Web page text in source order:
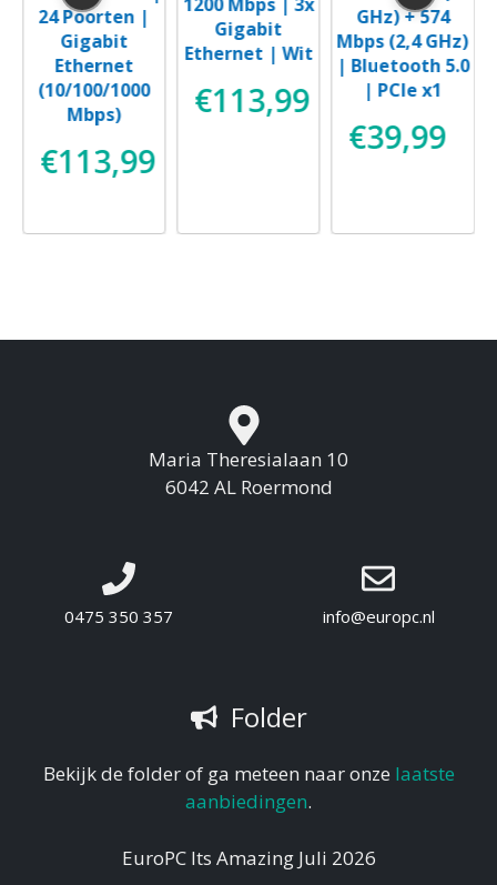
24 Poorten |
Gigabit
Ethernet
(10/100/1000
Mbps)
€113,99
Gigabit
Ethernet | Wit
€113,99
GHz) + 574
Mbps (2,4 GHz)
| Bluetooth 5.0
| PCIe x1
€39,99
Maria Theresialaan 10
6042 AL Roermond
0475 350 357 info@europc.nl
Folder
Bekijk de folder of ga meteen naar onze laatste
aanbiedingen.
EuroPC Its Amazing Juli 2026